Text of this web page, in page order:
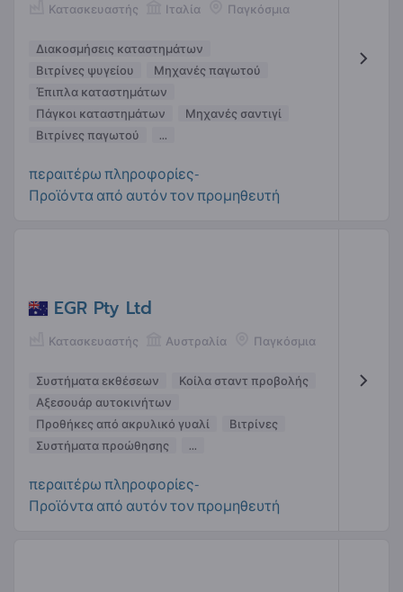
Κατασκευαστής Ιταλία Παγκόσμια
Διακοσμήσεις καταστημάτων
Βιτρίνες ψυγείου
Μηχανές παγωτού
Έπιπλα καταστημάτων
Πάγκοι καταστημάτων
Μηχανές σαντιγί
Βιτρίνες παγωτού
...
περαιτέρω πληροφορίες-
Προϊόντα από αυτόν τον προμηθευτή
EGR Pty Ltd
Κατασκευαστής Αυστραλία Παγκόσμια
Συστήματα εκθέσεων
Κοίλα σταντ προβολής
Αξεσουάρ αυτοκινήτων
Προθήκες από ακρυλικό γυαλί
Βιτρίνες
Συστήματα προώθησης
...
περαιτέρω πληροφορίες-
Προϊόντα από αυτόν τον προμηθευτή